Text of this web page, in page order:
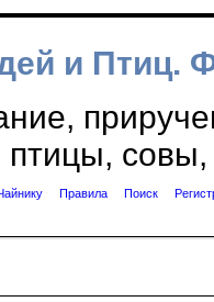
и Птиц.
совы,
Правила Поиск